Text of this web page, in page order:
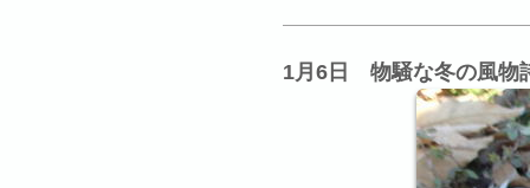
1月6日 物騒な冬の風物